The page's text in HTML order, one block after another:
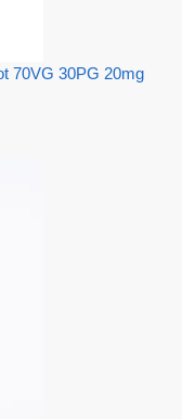
70VG 30PG 20mg